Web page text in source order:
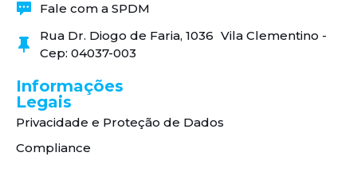
Fale com a SPDM
Rua Dr. Diogo de Faria, 1036 Vila Clementino -
Cep: 04037-003
Informações
Legais
Privacidade e Proteção de Dados
Compliance